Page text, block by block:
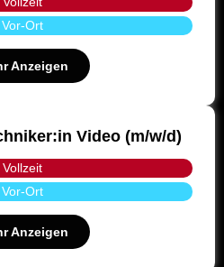
Vor-Ort
Anzeigen
Video (m/w/d)
Vollzeit
Vor-Ort
Anzeigen